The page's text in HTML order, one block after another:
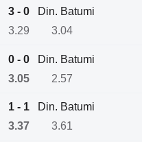
3 - 0
Din. Batumi
3.29 3.04
0 - 0
Din. Batumi
3.05 2.57
1 - 1
Din. Batumi
3.37 3.61